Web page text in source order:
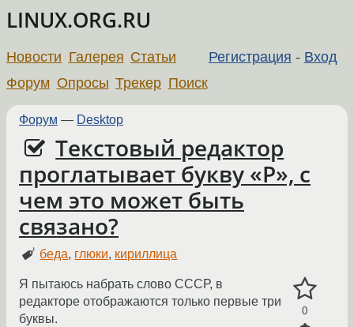
LINUX.ORG.RU
Регистрация - Вход
Новости Галерея Статьи
Форум Опросы Трекер Поиск
Форум — Desktop
Текстовый редактор
проглатывает букву «Р», с
чем это может быть
связано?
беда, глюки, кириллица
0
Я пытаюсь набрать слово СССР, в
редакторе отображаются только первые три
буквы.